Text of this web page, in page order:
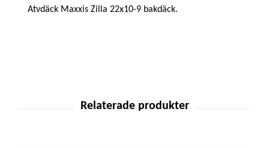
Atvdäck Maxxis Zilla 22x10-9 bakdäck.